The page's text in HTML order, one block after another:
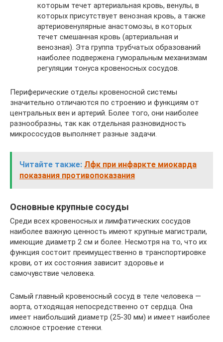
которым течет артериальная кровь, венулы, в
которых присутствует венозная кровь, а также
артериовенулярные анастомозы, в которых
течет смешанная кровь (артериальная и
венозная). Эта группа трубчатых образований
наиболее подвержена гуморальным механизмам
регуляции тонуса кровеносных сосудов.
Периферические отделы кровеносной системы
значительно отличаются по строению и функциям от
центральных вен и артерий. Более того, они наиболее
разнообразны, так как отдельная разновидность
микрососудов выполняет разные задачи.
Читайте также: Лфк при инфаркте миокарда
показания противопоказания
Основные крупные сосуды
Среди всех кровеносных и лимфатических сосудов
наиболее важную ценность имеют крупные магистрали,
имеющие диаметр 2 см и более. Несмотря на то, что их
функция состоит преимущественно в транспортировке
крови, от их состояния зависит здоровье и
самочувствие человека.
Самый главный кровеносный сосуд в теле человека —
аорта, отходящая непосредственно от сердца. Она
имеет наибольший диаметр (25-30 мм) и имеет наиболее
сложное строение стенки.